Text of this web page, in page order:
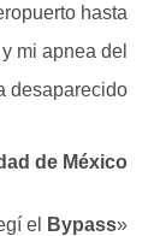
hasta
mi apnea del
desaparecido.»
de México:
«Soy diabética desde hace 8 años. Elegí el
Bypass